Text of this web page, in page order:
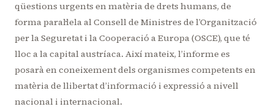
qüestions urgents en matèria de drets humans, de
forma paral·lela al Consell de Ministres de l’Organització
per la Seguretat i la Cooperació a Europa (OSCE), que té
lloc a la capital austríaca. Així mateix, l’informe es
posarà en coneixement dels organismes competents en
matèria de llibertat d’informació i expressió a nivell
nacional i internacional.